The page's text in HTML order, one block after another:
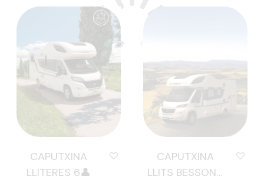
CAPUTXINA
LLITERES 6👤
CAPUTXINA
LLITS BESSONS